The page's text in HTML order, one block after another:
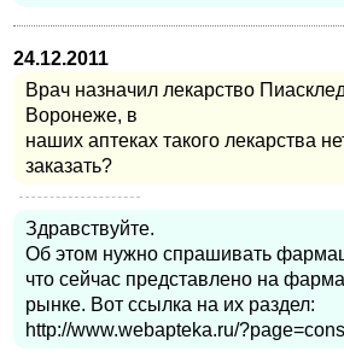
24.12.2011
Врач назначил лекарство
Воронеже, в
наших аптеках такого лекарства
заказать?
Здравствуйте.
Об этом нужно спрашивать
что сейчас представлено на
рынке. Вот ссылка на их раздел:
http://www.webapteka.ru/